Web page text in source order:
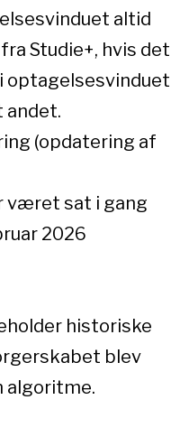
altid
Studie+, hvis det
optagelsesvinduet
andet.
(opdatering af
været sat i gang
2026
historiske
blev
algoritme.